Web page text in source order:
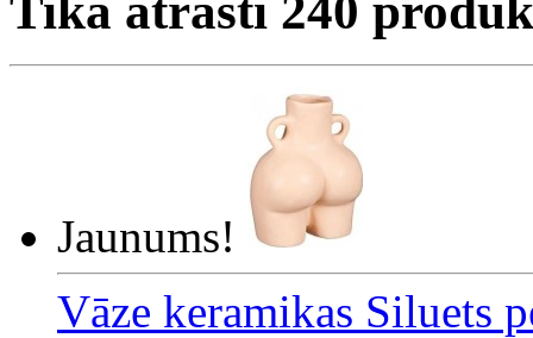
Jaunums!
Vāze keramikas Siluets